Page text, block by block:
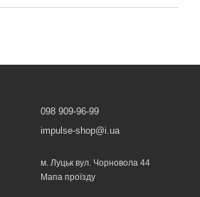
098 909-96-99
impulse-shop@i.ua
м. Луцьк вул. Чорновола 44
Мапа проїзду